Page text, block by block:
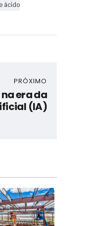
ácido
PRÓXIMO
era da
(IA)